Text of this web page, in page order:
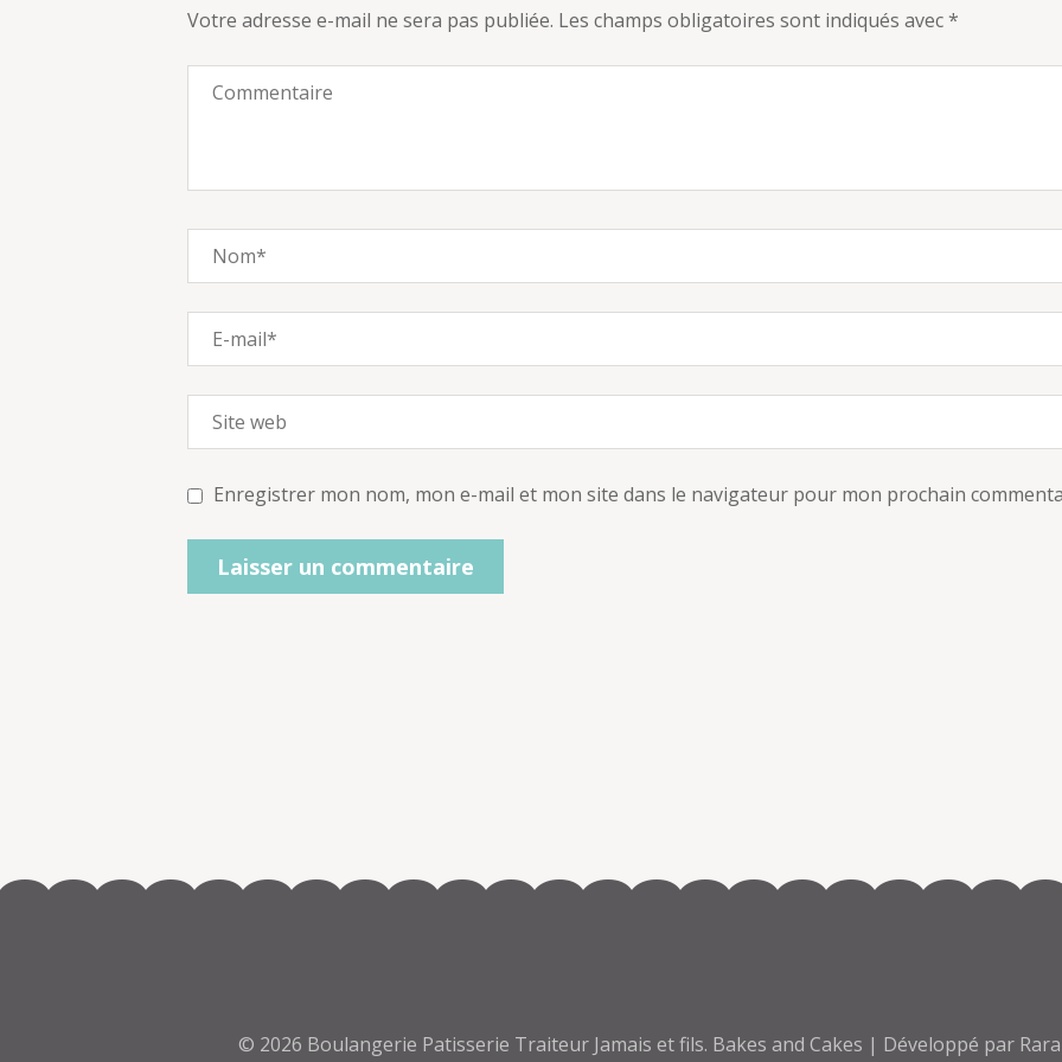
Votre adresse e-mail ne sera pas publiée. Les champs obligatoires sont indiqués avec*
Enregistrer mon nom, mon e-mail et mon site dans le navigateur pour mon prochain
© 2026 Boulangerie Patisserie Traiteur Jamais et fils. Bakes and Cakes | Développé par